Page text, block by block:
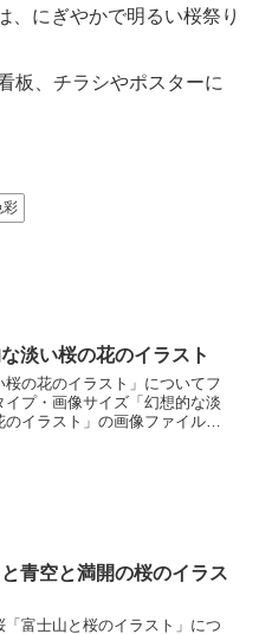
、にぎやかで明るい桜祭り
板、チラシやポスターに
彩
淡い桜の花のイラスト
桜の花のイラスト」についてフ
イプ・画像サイズ「幻想的な淡
のイラスト」の画像ファイル情
青空と満開の桜のイラス
「富士山と桜のイラスト」につ